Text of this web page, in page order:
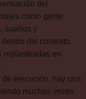
del
como gente
sueños y
del contexto.
replanteadas en
ejecución, hay una
muchas veces